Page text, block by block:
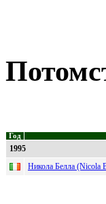
Год
1995
Никола Белла (Nicola